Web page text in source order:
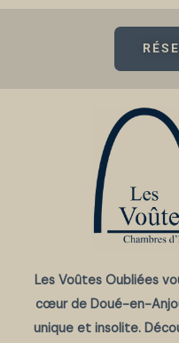
Les Voûtes Oubliées
cœur de Doué-en-
unique et insolite.